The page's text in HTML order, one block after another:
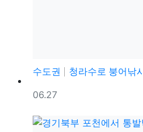
수도권
청라수로 붕어낚시 포
등록일
06.27